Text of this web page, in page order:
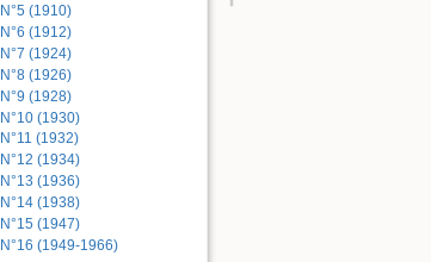
N°5 (1910)
N°6 (1912)
N°7 (1924)
N°8 (1926)
N°9 (1928)
N°10 (1930)
N°11 (1932)
N°12 (1934)
N°13 (1936)
N°14 (1938)
N°15 (1947)
N°16 (1949-1966)